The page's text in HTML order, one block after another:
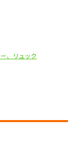
、リュック